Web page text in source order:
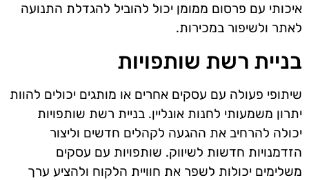
איכותי עם פרסום ממומן יכול להוביל להגדלת התנועה
לאתר ולשיפור במכירות.
בניית רשת שותפויות
שיתופי פעולה עם עסקים אחרים או מותגים יכולים להוות
יתרון משמעותי לחנות אונליין. בניית רשת שותפויות
יכולה להרחיב את ההגעה לקהלים חדשים וליצור
הזדמנויות חדשות לשיווק. שותפויות עם עסקים
משלימים יכולות לשפר את חוויית הלקוח ולהציע ערך